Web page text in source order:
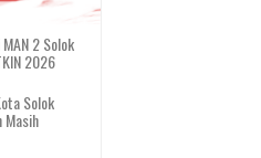
2 Solok
2026
Solok
Masih